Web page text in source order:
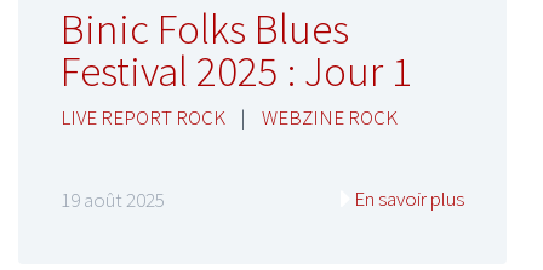
Binic Folks Blues
Festival 2025 : Jour 1
LIVE REPORT ROCK | WEBZINE ROCK
19 août 2025 En savoir plus